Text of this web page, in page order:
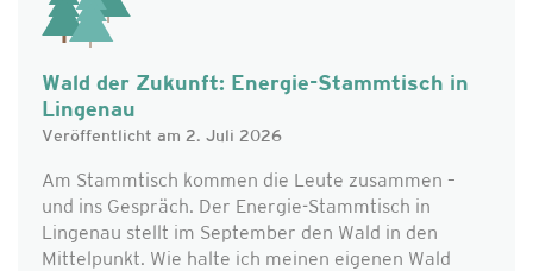
Wald der Zukunft: Energie-Stammtisch in
Lingenau
Veröffentlicht am 2. Juli 2026
Am Stammtisch kommen die Leute zusammen –
und ins Gespräch. Der Energie-Stammtisch in
Lingenau stellt im September den Wald in den
Mittelpunkt. Wie halte ich meinen eigenen Wald